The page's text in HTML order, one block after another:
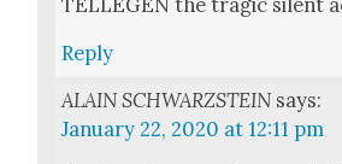
Reply
ALAIN SCHWARZSTEIN says:
January 22, 2020 at 12:11 pm